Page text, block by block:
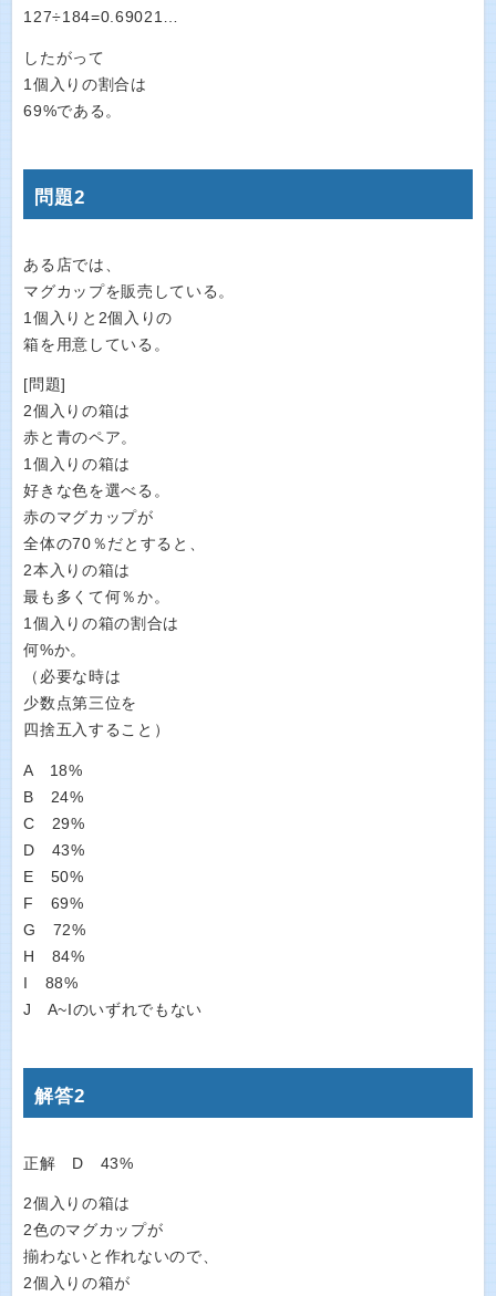
127÷184=0.69021…
したがって
1個入りの割合は
69%である。
問題2
ある店では、
マグカップを販売している。
1個入りと2個入りの
箱を用意している。
[問題]
2個入りの箱は
赤と青のペア。
1個入りの箱は
好きな色を選べる。
赤のマグカップが
全体の70％だとすると、
2本入りの箱は
最も多くて何％か。
1個入りの箱の割合は
何%か。
（必要な時は
少数点第三位を
四捨五入すること）
A 18%
B 24%
C 29%
D 43%
E 50%
F 69%
G 72%
H 84%
I 88%
J A~Iのいずれでもない
解答2
正解 D 43%
2個入りの箱は
2色のマグカップが
揃わないと作れないので、
2個入りの箱が